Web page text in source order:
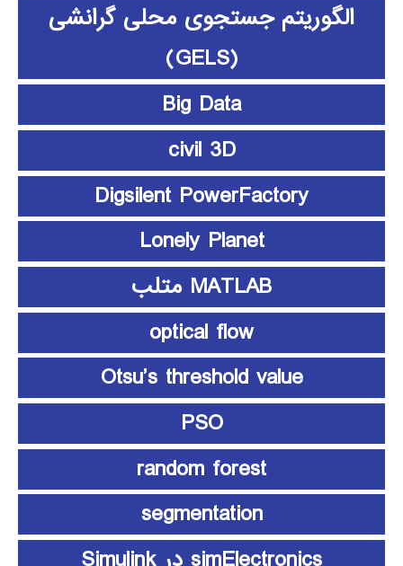
الگوریتم جستجوی محلی گرانشی
(GELS)
Big Data
civil 3D
Digsilent PowerFactory
Lonely Planet
MATLAB متلب
optical flow
Otsu’s threshold value
PSO
random forest
segmentation